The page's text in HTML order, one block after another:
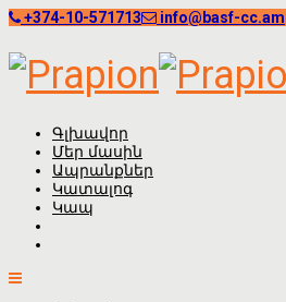
+374-10-571713 info@basf-cc.am
Գլխավոր
Մեր մասին
Ապրանքներ
Կատալոգ
Կապ